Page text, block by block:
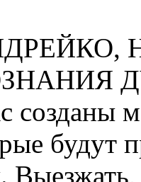
созданы
будут